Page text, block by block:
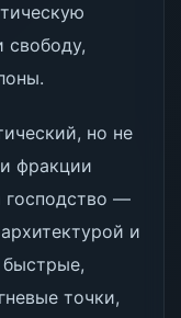
свободу,
но не
фракции
господство —
и
точки,